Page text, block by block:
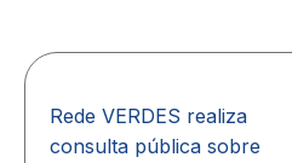
Rede VERDES realiza
consulta pública sobre